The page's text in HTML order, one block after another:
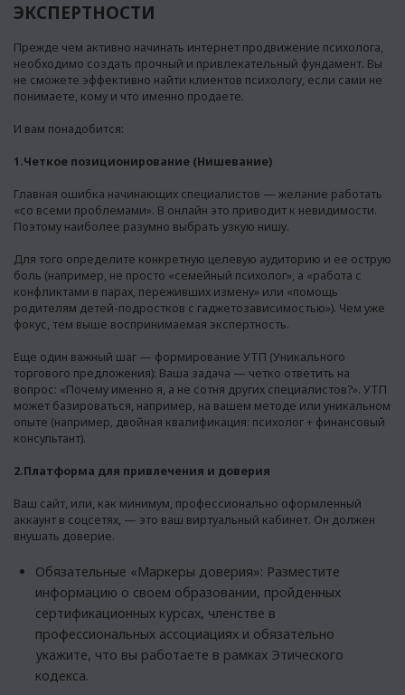
ЭКСПЕРТНОСТИ
Прежде чем активно начинать интернет продвижение психолога,
необходимо создать прочный и привлекательный фундамент. Вы
не сможете эффективно найти клиентов психологу, если сами не
понимаете, кому и что именно продаете.
И вам понадобится:
1.Четкое позиционирование (Нишевание)
Главная ошибка начинающих специалистов — желание работать
«со всеми проблемами». В онлайн это приводит к невидимости.
Поэтому наиболее разумно выбрать узкую нишу.
Для того определите конкретную целевую аудиторию и ее острую
боль (например, не просто «семейный психолог», а «работа с
конфликтами в парах, переживших измену» или «помощь
родителям детей-подростков с гаджетозависимостью»). Чем уже
фокус, тем выше воспринимаемая экспертность.
Еще один важный шаг — формирование УТП (Уникального
торгового предложения): Ваша задача — четко ответить на
вопрос: «Почему именно я, а не сотня других специалистов?». УТП
может базироваться, например, на вашем методе или уникальном
опыте (например, двойная квалификация: психолог + финансовый
консультант).
2.Платформа для привлечения и доверия
Ваш сайт, или, как минимум, профессионально оформленный
аккаунт в соцсетях, — это ваш виртуальный кабинет. Он должен
внушать доверие.
Обязательные «Маркеры доверия»: Разместите
информацию о своем образовании, пройденных
сертификационных курсах, членстве в
профессиональных ассоциациях и обязательно
укажите, что вы работаете в рамках Этического
кодекса.